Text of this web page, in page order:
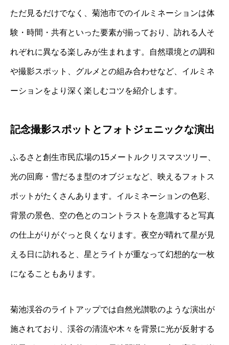
ただ見るだけでなく、菊池市でのイルミネーションは体
験・時間・共有といった要素が揃っており、訪れる人そ
れぞれに異なる楽しみが生まれます。自然環境との調和
や撮影スポット、グルメとの組み合わせなど、イルミネ
ーションをより深く楽しむコツを紹介します。
記念撮影スポットとフォトジェニックな演出
ふるさと創生市民広場の15メートルクリスマスツリー、
光の回廊・雪だるま型のオブジェなど、映えるフォトス
ポットがたくさんあります。イルミネーションの色彩、
背景の景色、空の色とのコントラストを意識すると写真
の仕上がりがぐっと良くなります。夜空が晴れて星が見
える日に訪れると、星とライトが重なって幻想的な一枚
になることもあります。
菊池渓谷のライトアップでは自然光讃歌のような演出が
施されており、渓谷の清流や木々を背景に光が反射する